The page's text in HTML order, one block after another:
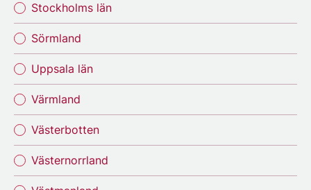
Stockholms län
Sörmland
Uppsala län
Värmland
Västerbotten
Västernorrland